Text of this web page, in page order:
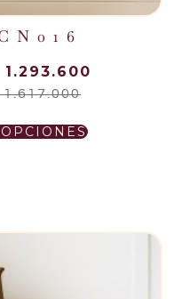
1.293.600
1.617.000